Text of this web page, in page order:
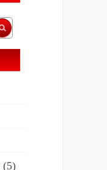
(5)